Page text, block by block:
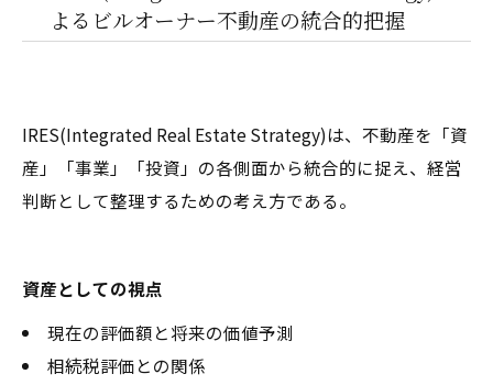
よるビルオーナー不動産の統合的把握
IRES(Integrated Real Estate Strategy)は、不動産を「資
産」「事業」「投資」の各側面から統合的に捉え、経営
判断として整理するための考え方である。
資産としての視点
現在の評価額と将来の価値予測
相続税評価との関係